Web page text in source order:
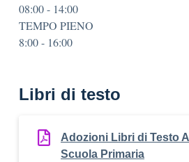
08:00 - 14:00
TEMPO PIENO
8:00 - 16:00
Libri di testo
Adozioni Libri di Testo
Scuola Primaria